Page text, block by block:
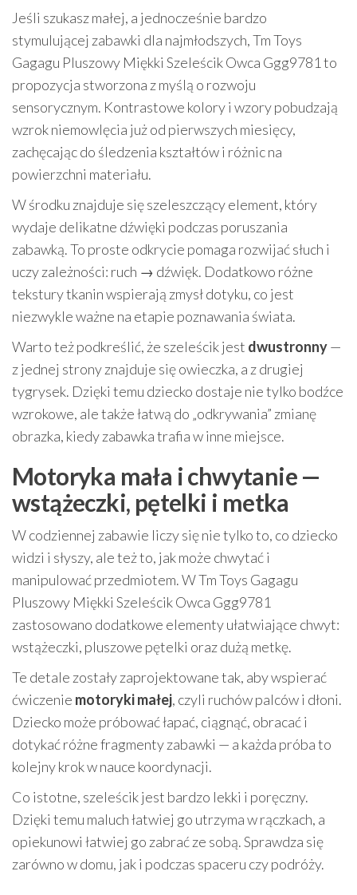
Jeśli szukasz małej, a jednocześnie bardzo
stymulującej zabawki dla najmłodszych, Tm Toys
Gagagu Pluszowy Miękki Szeleścik Owca Ggg9781 to
propozycja stworzona z myślą o rozwoju
sensorycznym. Kontrastowe kolory i wzory pobudzają
wzrok niemowlęcia już od pierwszych miesięcy,
zachęcając do śledzenia kształtów i różnic na
powierzchni materiału.
W środku znajduje się szeleszczący element, który
wydaje delikatne dźwięki podczas poruszania
zabawką. To proste odkrycie pomaga rozwijać słuch i
uczy zależności: ruch → dźwięk. Dodatkowo różne
tekstury tkanin wspierają zmysł dotyku, co jest
niezwykle ważne na etapie poznawania świata.
Warto też podkreślić, że szeleścik jest dwustronny—
z jednej strony znajduje się owieczka, a z drugiej
tygrysek. Dzięki temu dziecko dostaje nie tylko bodźce
wzrokowe, ale także łatwą do „odkrywania” zmianę
obrazka, kiedy zabawka trafia w inne miejsce.
Motoryka mała i chwytanie —
wstążeczki, pętelki i metka
W codziennej zabawie liczy się nie tylko to, co dziecko
widzi i słyszy, ale też to, jak może chwytać i
manipulować przedmiotem. W Tm Toys Gagagu
Pluszowy Miękki Szeleścik Owca Ggg9781
zastosowano dodatkowe elementy ułatwiające chwyt:
wstążeczki, pluszowe pętelki oraz dużą metkę.
Te detale zostały zaprojektowane tak, aby wspierać
ćwiczenie motoryki małej, czyli ruchów palców i dłoni.
Dziecko może próbować łapać, ciągnąć, obracać i
dotykać różne fragmenty zabawki — a każda próba to
kolejny krok w nauce koordynacji.
Co istotne, szeleścik jest bardzo lekki i poręczny.
Dzięki temu maluch łatwiej go utrzyma w rączkach, a
opiekunowi łatwiej go zabrać ze sobą. Sprawdza się
zarówno w domu, jak i podczas spaceru czy podróży.